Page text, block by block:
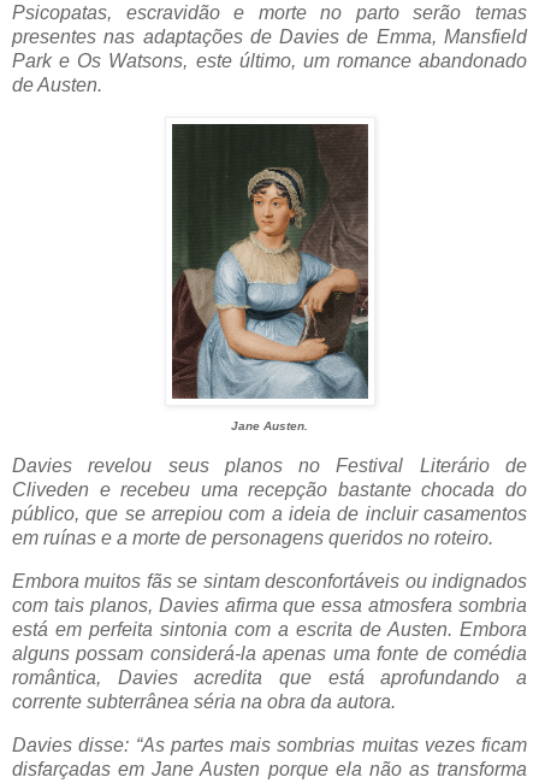
Psicopatas, escravidão e morte no parto serão temas
presentes nas adaptações de Davies de Emma, ​​Mansfield
Park e Os Watsons, este último, um romance abandonado
de Austen.
Jane Austen.
Davies revelou seus planos no Festival Literário de
Cliveden e recebeu uma recepção bastante chocada do
público, que se arrepiou com a ideia de incluir casamentos
em ruínas e a morte de personagens queridos no roteiro.
Embora muitos fãs se sintam desconfortáveis ​​ou indignados
com tais planos, Davies afirma que essa atmosfera sombria
está em perfeita sintonia com a escrita de Austen. Embora
alguns possam considerá-la apenas uma fonte de comédia
romântica, Davies acredita que está aprofundando a
corrente subterrânea séria na obra da autora.
Davies disse: “As partes mais sombrias muitas vezes ficam
disfarçadas em Jane Austen porque ela não as transforma